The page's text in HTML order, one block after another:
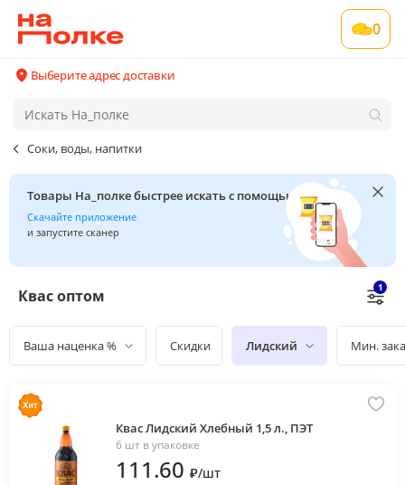
0
Выберите адрес доставки
Соки, воды, напитки
Товары На_полке быстрее искать с помощью сканера
Скачайте приложение
и запустите сканер
Квас оптом 1
Ваша наценка % Скидки Лидский Мин.
Квас Лидский Хлебный 1,5 л., ПЭТ
6 шт в упаковке
111.60 ₽/шт